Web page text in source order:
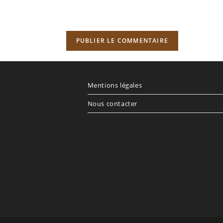
Mentions légales
Nous contacter